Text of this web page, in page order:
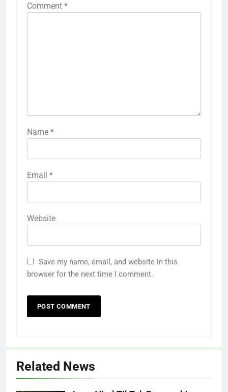
Comment *
Name *
Email *
Website
Save my name, email, and website in this
browser for the next time I comment.
Related News